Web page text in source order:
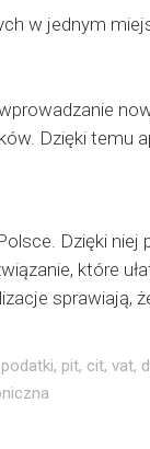
w jednym
Dzięki temu
Dzięki
które
sprawiają,
podatki, pit, cit, vat,